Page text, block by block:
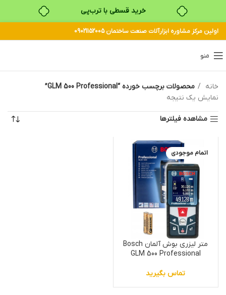
خرید قسطی با ترب‌پی
۴ قسط، بدون کارمزد
اولین مرکز مشاوره ابزارآلات صنعت ساختمان 09021152005
منو
خانه
محصولات برچسب خورده “GLM 500 Professional”
نمایش یک نتیجه
مشاهده فیلترها
اتمام موجودی
متر لیزری بوش آلمان Bosch
GLM 500 Professional
تماس بگیرید